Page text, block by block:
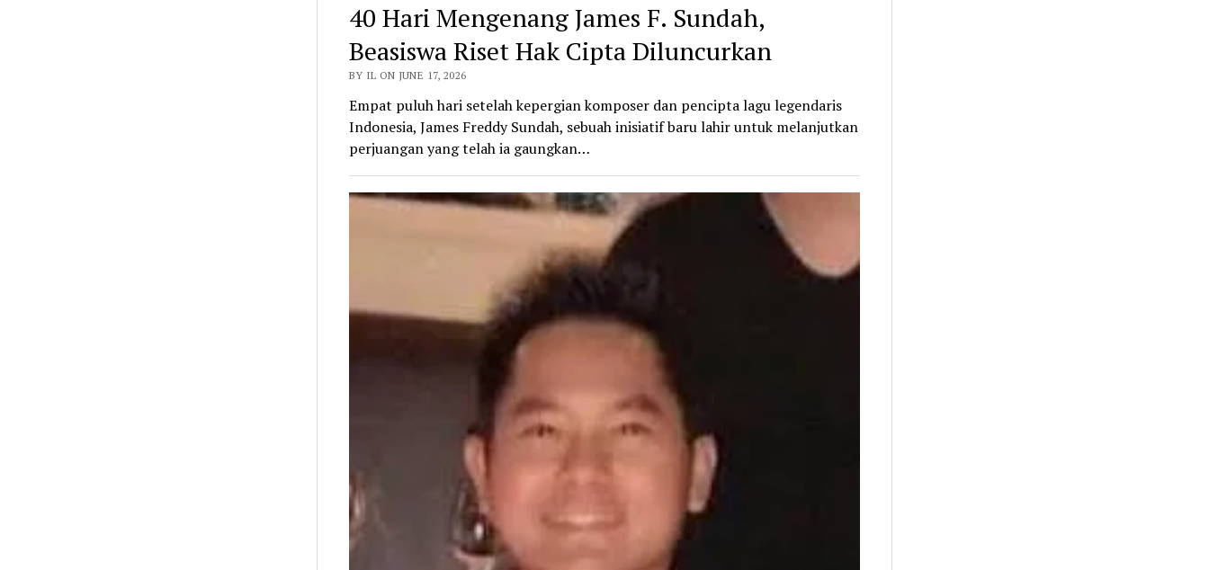
40 Hari Mengenang James F. Sundah,
Beasiswa Riset Hak Cipta Diluncurkan
BY IL ON JUNE 17, 2026
Empat puluh hari setelah kepergian komposer dan pencipta lagu legendaris
Indonesia, James Freddy Sundah, sebuah inisiatif baru lahir untuk melanjutkan
perjuangan yang telah ia gaungkan…